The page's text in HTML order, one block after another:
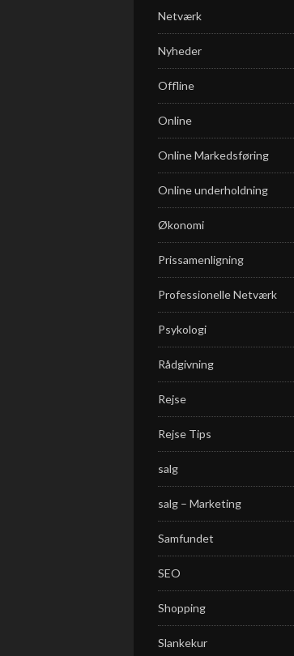
Netværk
Nyheder
Offline
Online
Online Markedsføring
Online underholdning
Økonomi
Prissamenligning
Professionelle Netværk
Psykologi
Rådgivning
Rejse
Rejse Tips
salg
salg – Marketing
Samfundet
SEO
Shopping
Slankekur